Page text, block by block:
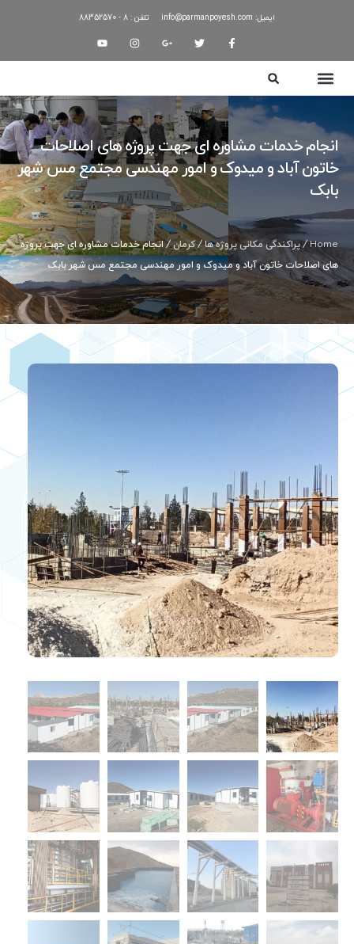
ایمیل: info@parmanpoyesh.com تلفن : 8 - 88352570
انجام خدمات مشاوره ای جهت پروژه های اصلاحات
خاتون آباد و میدوک و امور مهندسی مجتمع مس شهر
بابک
Home
/پراکندگی مکانی پروژه ها/کرمان/ انجام خدمات مشاوره ای جهت پروژه
های اصلاحات خاتون آباد و میدوک و امور مهندسی مجتمع مس شهر بابک